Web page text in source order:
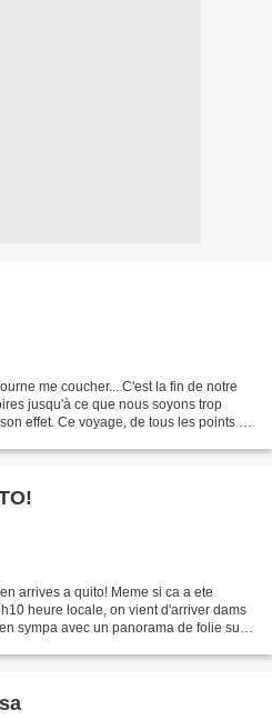
me coucher... C'est la fin de notre
jusqu'à ce que nous soyons trop
effet. Ce voyage, de tous les points de
arrives a quito! Meme si ca a ete
heure locale, on vient d'arriver dams
sympa avec un panorama de folie sur